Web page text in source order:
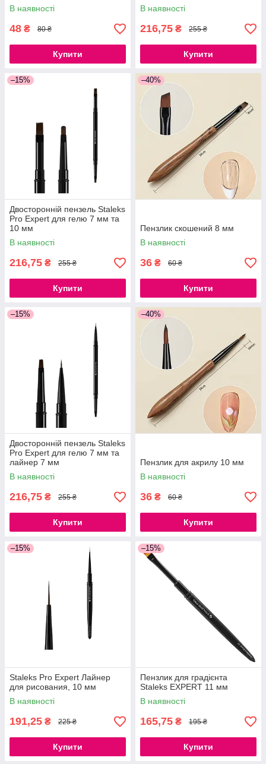
В наявності
48 ₴ 80 ₴
Купити
В наявності
216,75 ₴ 255 ₴
Купити
–15%
Двосторонній пензель Staleks
Pro Expert для гелю 7 мм та
10 мм
В наявності
216,75 ₴ 255 ₴
Купити
–40%
Пензлик скошений 8 мм
В наявності
36 ₴ 60 ₴
Купити
–15%
Двосторонній пензель Staleks
Pro Expert для гелю 7 мм та
лайнер 7 мм
В наявності
216,75 ₴ 255 ₴
Купити
–40%
Пензлик для акрилу 10 мм
В наявності
36 ₴ 60 ₴
Купити
–15%
Staleks Pro Expert Лайнер
для рисования, 10 мм
В наявності
191,25 ₴ 225 ₴
Купити
–15%
Пензлик для градієнта
Staleks EXPERT 11 мм
В наявності
165,75 ₴ 195 ₴
Купити